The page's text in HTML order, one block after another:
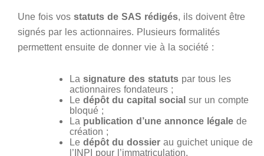
Une fois vos statuts de SAS rédigés, ils doivent être
signés par les actionnaires. Plusieurs formalités
permettent ensuite de donner vie à la société :
La signature des statuts par tous les
actionnaires fondateurs ;
Le dépôt du capital social sur un compte
bloqué ;
La publication d’une annonce légale de
création ;
Le dépôt du dossier au guichet unique de
l’INPI pour l’immatriculation.